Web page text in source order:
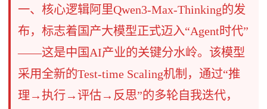
一、核心逻辑阿里Qwen3-Max-Thinking的发
布，标志着国产大模型正式迈入“Agent时代”
——这是中国AI产业的关键分水岭。该模型
采用全新的Test-time Scaling机制，通过“推
理→执行→评估→反思”的多轮自我迭代，